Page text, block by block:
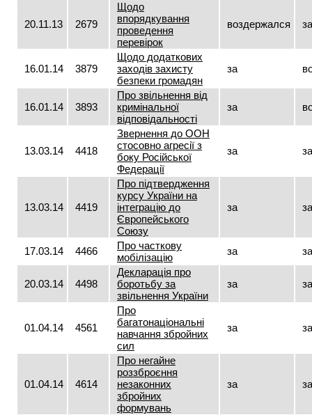
20.11.13 2679
Щодо
впорядкування
проведення
перевірок
воздержался за
16.01.14 3879
Щодо додаткових
заходів захисту
безпеки громадян
за
16.01.14 3893
Про звільнення від
кримінальної
відповідальності
за
13.03.14 4418
Звернення до ООН
стосовно агресії з
боку Російської
Федерації
за за
13.03.14 4419
Про підтвердження
курсу України на
інтеграцію до
Європейського
Союзу
за за
17.03.14 4466
Про часткову
мобілізацію
за за
20.03.14 4498
Декларація про
боротьбу за
звільнення України
за за
01.04.14 4561
Про
багатонаціональні
навчання збройних
сил
за за
01.04.14 4614
Про негайне
роззброєння
незаконних
збройних
формувань
за за